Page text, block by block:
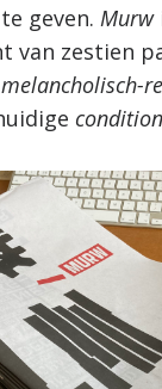
geven. Murw
van zestien
melancholisch-